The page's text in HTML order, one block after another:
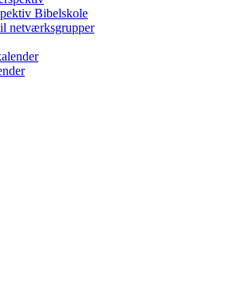
Bibelskole
netværksgrupper